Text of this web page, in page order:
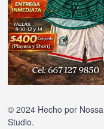
© 2024 Hecho por Nossa
Studio.